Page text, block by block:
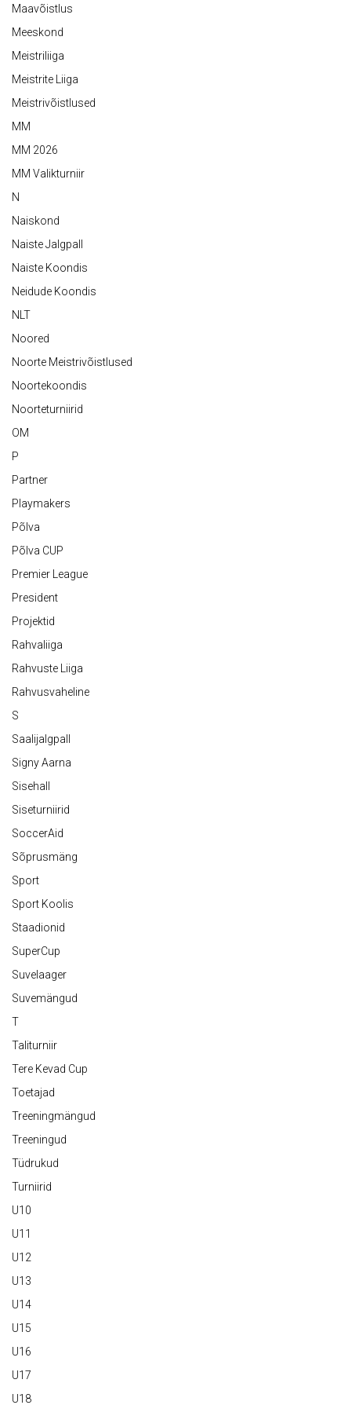
Maavõistlus
Meeskond
Meistriliiga
Meistrite Liiga
Meistrivõistlused
MM
MM 2026
MM Valikturniir
N
Naiskond
Naiste Jalgpall
Naiste Koondis
Neidude Koondis
NLT
Noored
Noorte Meistrivõistlused
Noortekoondis
Noorteturniirid
OM
P
Partner
Playmakers
Põlva
Põlva CUP
Premier League
President
Projektid
Rahvaliiga
Rahvuste Liiga
Rahvusvaheline
S
Saalijalgpall
Signy Aarna
Sisehall
Siseturniirid
SoccerAid
Sõprusmäng
Sport
Sport Koolis
Staadionid
SuperCup
Suvelaager
Suvemängud
T
Taliturniir
Tere Kevad Cup
Toetajad
Treeningmängud
Treeningud
Tüdrukud
Turniirid
U10
U11
U12
U13
U14
U15
U16
U17
U18